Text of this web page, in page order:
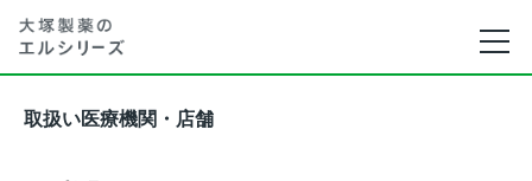
取扱い医療機関・店舗